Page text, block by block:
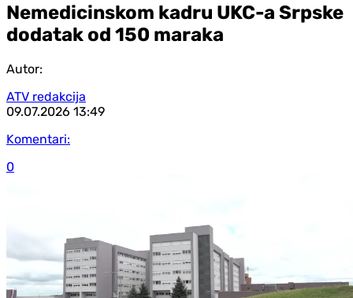
Nemedicinskom kadru UKC-a Srpske
dodatak od 150 maraka
Autor:
ATV redakcija
09.07.2026 13:49
Komentari:
0